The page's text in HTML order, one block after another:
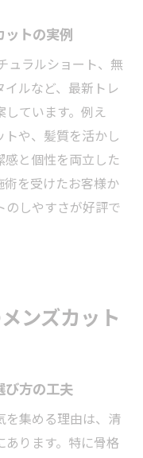
ットの実例
ュラルショート、無
ルなど、最新トレ
ています。例え
や、髪質を活かし
感と個性を両立した
術を受けたお客様か
のしやすさが好評で
ンズカット
び方の工夫
を集める理由は、清
ります。特に骨格